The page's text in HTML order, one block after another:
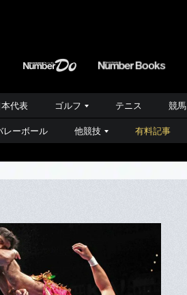
代表 ゴルフ テニス 競馬
レーボール 他競技 有料記事